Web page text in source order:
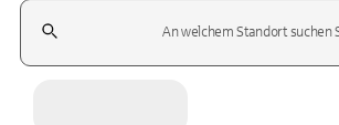
Suchfeld